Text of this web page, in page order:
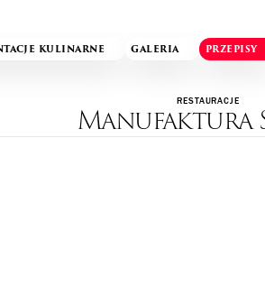
KULINARNE GALERIA PRZEPISY
RESTAURACJE
Manufaktura